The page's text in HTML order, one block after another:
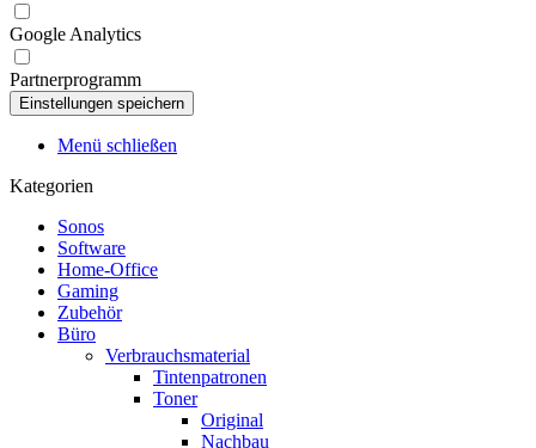
Google Analytics
Partnerprogramm
Menü schließen
Kategorien
Sonos
Software
Home-Office
Gaming
Zubehör
Büro
Verbrauchsmaterial
Tintenpatronen
Toner
Original
Nachbau